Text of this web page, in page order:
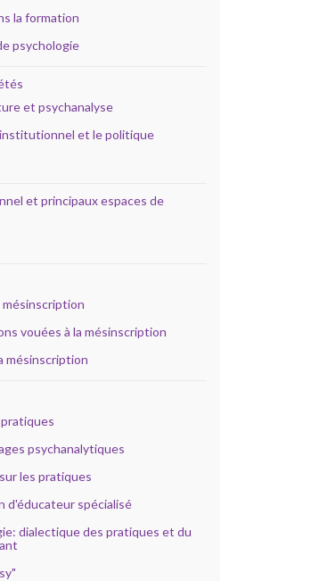
la formation
psychologie
et psychanalyse
et le politique
et principaux espaces de
mésinscription
vouées à la mésinscription
mésinscription
psychanalytiques
les pratiques
d'éducateur spécialisé
dialectique des pratiques et du